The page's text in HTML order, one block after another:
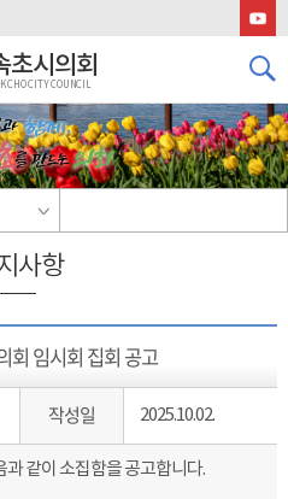
초시의회
CITY COUNCIL
사항
회 임시회 집회 공고
작성일 2025.10.02.
같이 소집함을 공고합니다.